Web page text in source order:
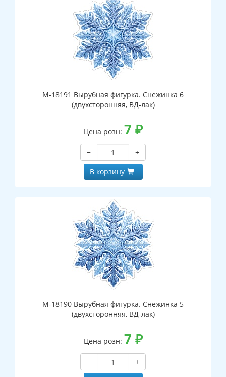
М-18191 Вырубная фигурка. Снежинка 6
(двухсторонняя, ВД-лак)
Цена розн: 7 ₽
−
+
В корзину
М-18190 Вырубная фигурка. Снежинка 5
(двухсторонняя, ВД-лак)
Цена розн: 7 ₽
−
+